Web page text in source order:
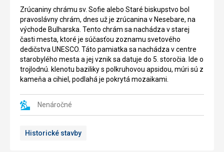
Zrúcaniny chrámu sv. Sofie alebo Staré biskupstvo bol
pravoslávny chrám, dnes už je zrúcanina v Nesebare, na
východe Bulharska. Tento chrám sa nachádza v starej
časti mesta, ktoré je súčasťou zoznamu svetového
dedičstva UNESCO. Táto pamiatka sa nachádza v centre
starobylého mesta a jej vznik sa datuje do 5. storočia. Ide o
trojlodnú. klenotu baziliky s polkruhovou apsidou, múri sú z
kameňa a cihiel, podlahá je pokrytá mozaikami.
Nenáročné
Historické stavby
blízkoszi
každé
zriaďuje
festival,
vyrastie
mesto
postavami.
pametihodnosť
ktorá
pochádza
storočia.
Dnes
pozostatky